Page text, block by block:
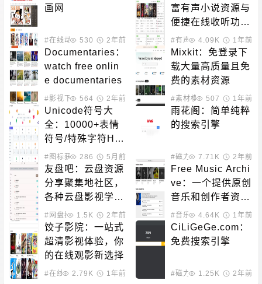
画网
#在线动漫 530 2年前
富有声小说资源与
便捷在线收听功能
于一体的平台
#有声小说4.09K 1年前
Documentaries：
watch free onlin
e documentaries
#影视下载 #在线影音
564 2年前
Mixkit：免登录下
载大量高质量且免
费的素材资源
#素材模板507 1年前
Unicode符号大
全：10000+表情
符号/特殊字符HT
ML/CSS/JS代码
查询
#图标获取 286 5月前
雨花阁：简单纯粹
的搜索引擎
#磁力搜索7.71K 2年前
友盘吧：云盘资源
分享聚集地社区，
各种云盘影视学习
资料
#网盘搜索1.5K 2年前
Free Music Archi
ve：一个提供原创
音乐和创作者资源
的平台
#音乐下载 #素材模板
4.64K 1年前
饺子影院：一站式
超清影视体验，你
的在线观影新选择
#在线影音 #影视下载
2.79K 1年前
CiLiGeGe.com：
免费搜索引擎
#磁力搜索1.25K 2年前